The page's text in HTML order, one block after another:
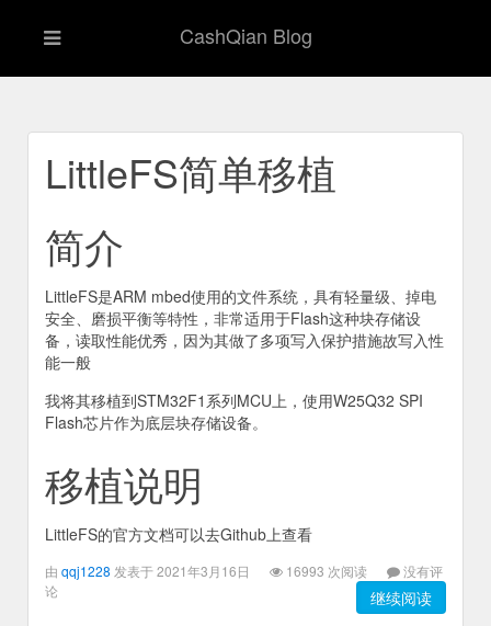
CashQian Blog
LittleFS简单移植
简介
LittleFS是ARM mbed使用的文件系统，具有轻量级、掉电
安全、磨损平衡等特性，非常适用于Flash这种块存储设
备，读取性能优秀，因为其做了多项写入保护措施故写入性
能一般
我将其移植到STM32F1系列MCU上，使用W25Q32 SPI
Flash芯片作为底层块存储设备。
移植说明
LittleFS的官方文档可以去Github上查看
由 qqj1228 发表于 2021年3月16日 16993 次阅读
没有评
论
继续阅读